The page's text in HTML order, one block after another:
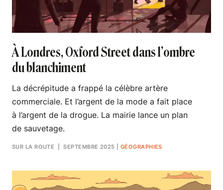
À Londres, Oxford Street dans l’ombre
du blanchiment
La décrépitude a frappé la célèbre artère
commerciale. Et l’argent de la mode a fait place
à l’argent de la drogue. La mairie lance un plan
de sauvetage.
SUR LA ROUTE | SEPTEMBRE 2025 GÉOGRAPHIES